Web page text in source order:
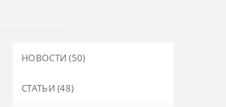
НОВОСТИ (50)
СТАТЬИ (48)